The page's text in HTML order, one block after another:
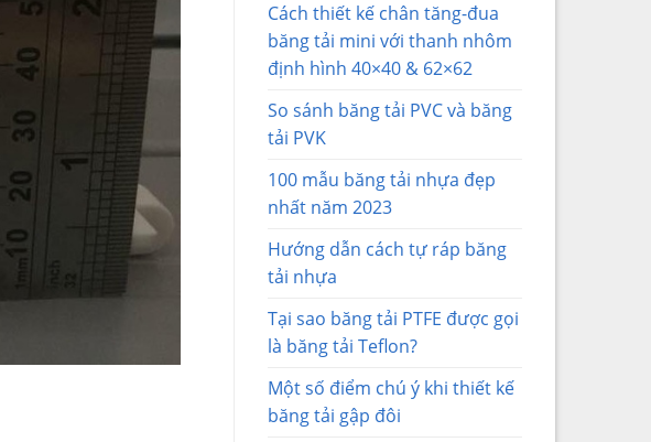
Cách thiết kế chân tăng-đua
băng tải mini với thanh nhôm
định hình 40×40 & 62×62
So sánh băng tải PVC và băng
tải PVK
100 mẫu băng tải nhựa đẹp
nhất năm 2023
Hướng dẫn cách tự ráp băng
tải nhựa
Tại sao băng tải PTFE được gọi
là băng tải Teflon?
Một số điểm chú ý khi thiết kế
băng tải gập đôi